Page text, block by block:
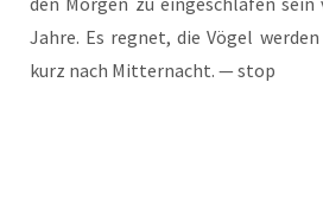
Jah­re. Es reg­net, die Vögel
kurz nach Mit­ter­nacht. — stop